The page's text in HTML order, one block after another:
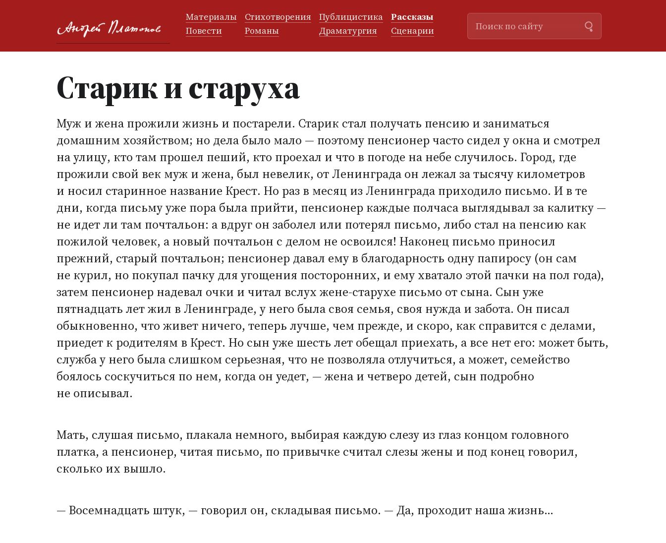
Материалы Стихотворения Публицистика
Рассказы
Повести
Романы Драматургия Сценарии
Старик и старуха
Муж и жена прожили жизнь и постарели. Старик стал получать пенсию и заниматься
домашним хозяйством; но дела было мало — поэтому пенсионер часто сидел у окна и смотрел
на улицу, кто там прошел пеший, кто проехал и что в погоде на небе случилось. Город, где
прожили свой век муж и жена, был невелик, от Ленинграда он лежал за тысячу километров
и носил старинное название Крест. Но раз в месяц из Ленинграда приходило письмо. И в те
дни, когда письму уже пора была прийти, пенсионер каждые полчаса выглядывал за калитку —
не идет ли там почтальон: а вдруг он заболел или потерял письмо, либо стал на пенсию как
пожилой человек, а новый почтальон с делом не освоился! Наконец письмо приносил
прежний, старый почтальон; пенсионер давал ему в благодарность одну папиросу (он сам
не курил, но покупал пачку для угощения посторонних, и ему хватало этой пачки на пол года),
затем пенсионер надевал очки и читал вслух жене-старухе письмо от сына. Сын уже
пятнадцать лет жил в Ленинграде, у него была своя семья, своя нужда и забота. Он писал
обыкновенно, что живет ничего, теперь лучше, чем прежде, и скоро, как справится с делами,
приедет к родителям в Крест. Но сын уже шесть лет обещал приехать, а все нет его: может быть,
служба у него была слишком серьезная, что не позволяла отлучиться, а может, семейство
боялось соскучиться по нем, когда он уедет, — жена и четверо детей, сын подробно
не описывал.
Мать, слушая письмо, плакала немного, выбирая каждую слезу из глаз концом головного
платка, а пенсионер, читая письмо, по привычке считал слезы жены и под конец говорил,
сколько их вышло.
— Восемнадцать штук, — говорил он, складывая письмо. — Да, проходит наша жизнь…